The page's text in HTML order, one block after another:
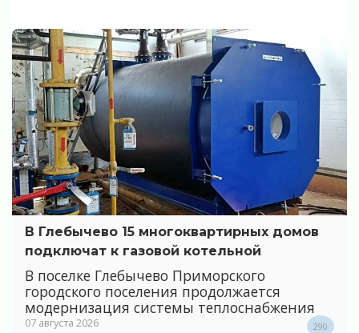
В Глебычево 15 многоквартирных домов
подключат к газовой котельной
В поселке Глебычево Приморского
городского поселения продолжается
модернизация системы теплоснабжения
07 августа 2026 290